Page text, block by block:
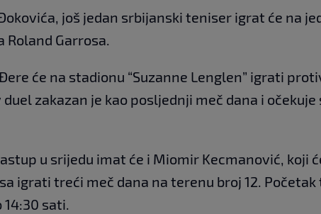
još jedan srbijanski teniser igrat će na
Roland Garrosa.
će na stadionu “Suzanne Lenglen” igrati
zakazan je kao posljednji meč dana i očekuje
u srijedu imat će i Miomir Kecmanović, koji
igrati treći meč dana na terenu broj 12.
14:30 sati.